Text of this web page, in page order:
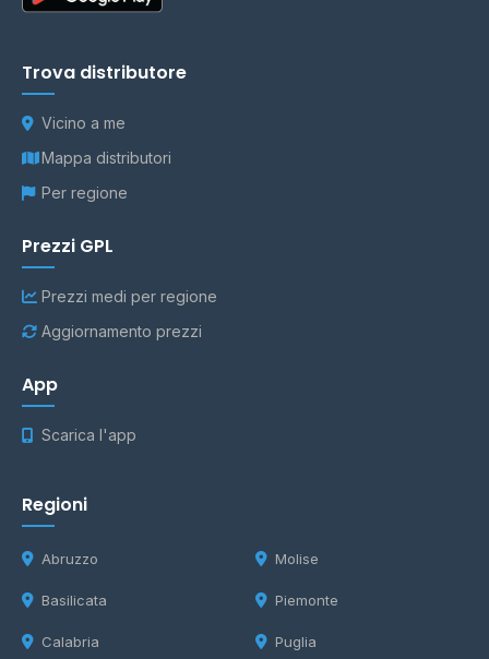
Trova distributore
Vicino a me
Mappa distributori
Per regione
Prezzi GPL
Prezzi medi per regione
Aggiornamento prezzi
App
Scarica l'app
Regioni
Abruzzo
Basilicata
Calabria
Molise
Piemonte
Puglia